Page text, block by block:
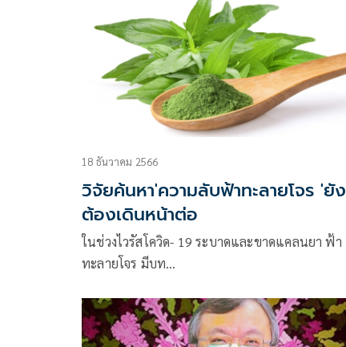
18 ธันวาคม 2566
วิจัยค้นหา'ความลับฟ้าทะลายโจร 'ยัง
ต้องเดินหน้าต่อ
ในช่วงไวรัสโควิด- 19 ระบาดและขาดแคลนยา ฟ้า
ทะลายโจร มีบท…